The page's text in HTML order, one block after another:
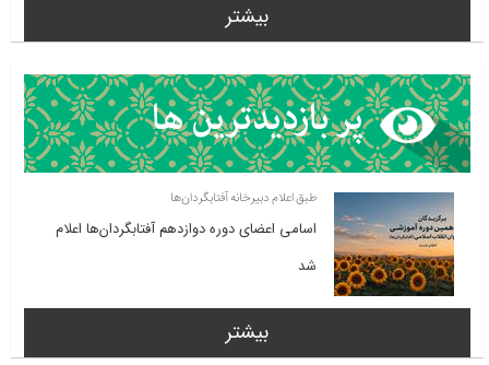
بیشتر
طبق اعلام دبیرخانه آفتابگردان‌ها
اسامی اعضای دوره دوازدهم آفتابگردان‌ها اعلام
شد
بیشتر